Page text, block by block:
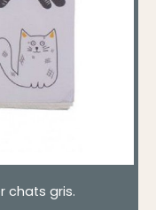
chats gris.